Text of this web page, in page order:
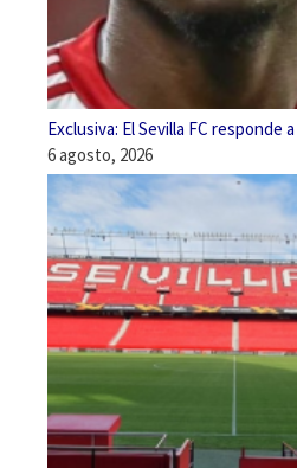
Exclusiva: El Sevilla FC responde
6 agosto, 2026